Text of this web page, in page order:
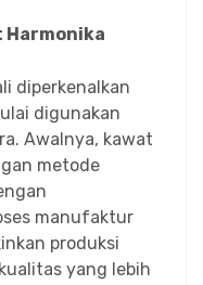
Harmonika
diperkenalkan
digunakan
Awalnya, kawat
metode
manufaktur
produksi
yang lebih